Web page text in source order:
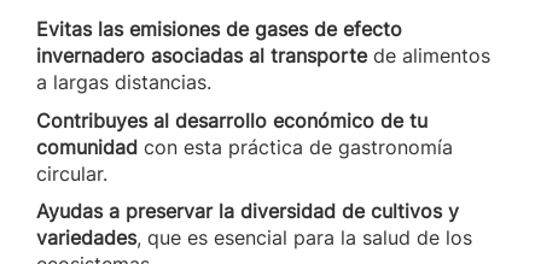
Evitas las emisiones de gases de efecto
invernadero asociadas al transportede alimentos
a largas distancias.
Contribuyes al desarrollo económico de tu
comunidad con esta práctica de gastronomía
circular.
Ayudas a preservar la diversidad de cultivos y
variedades, que es esencial para la salud de los